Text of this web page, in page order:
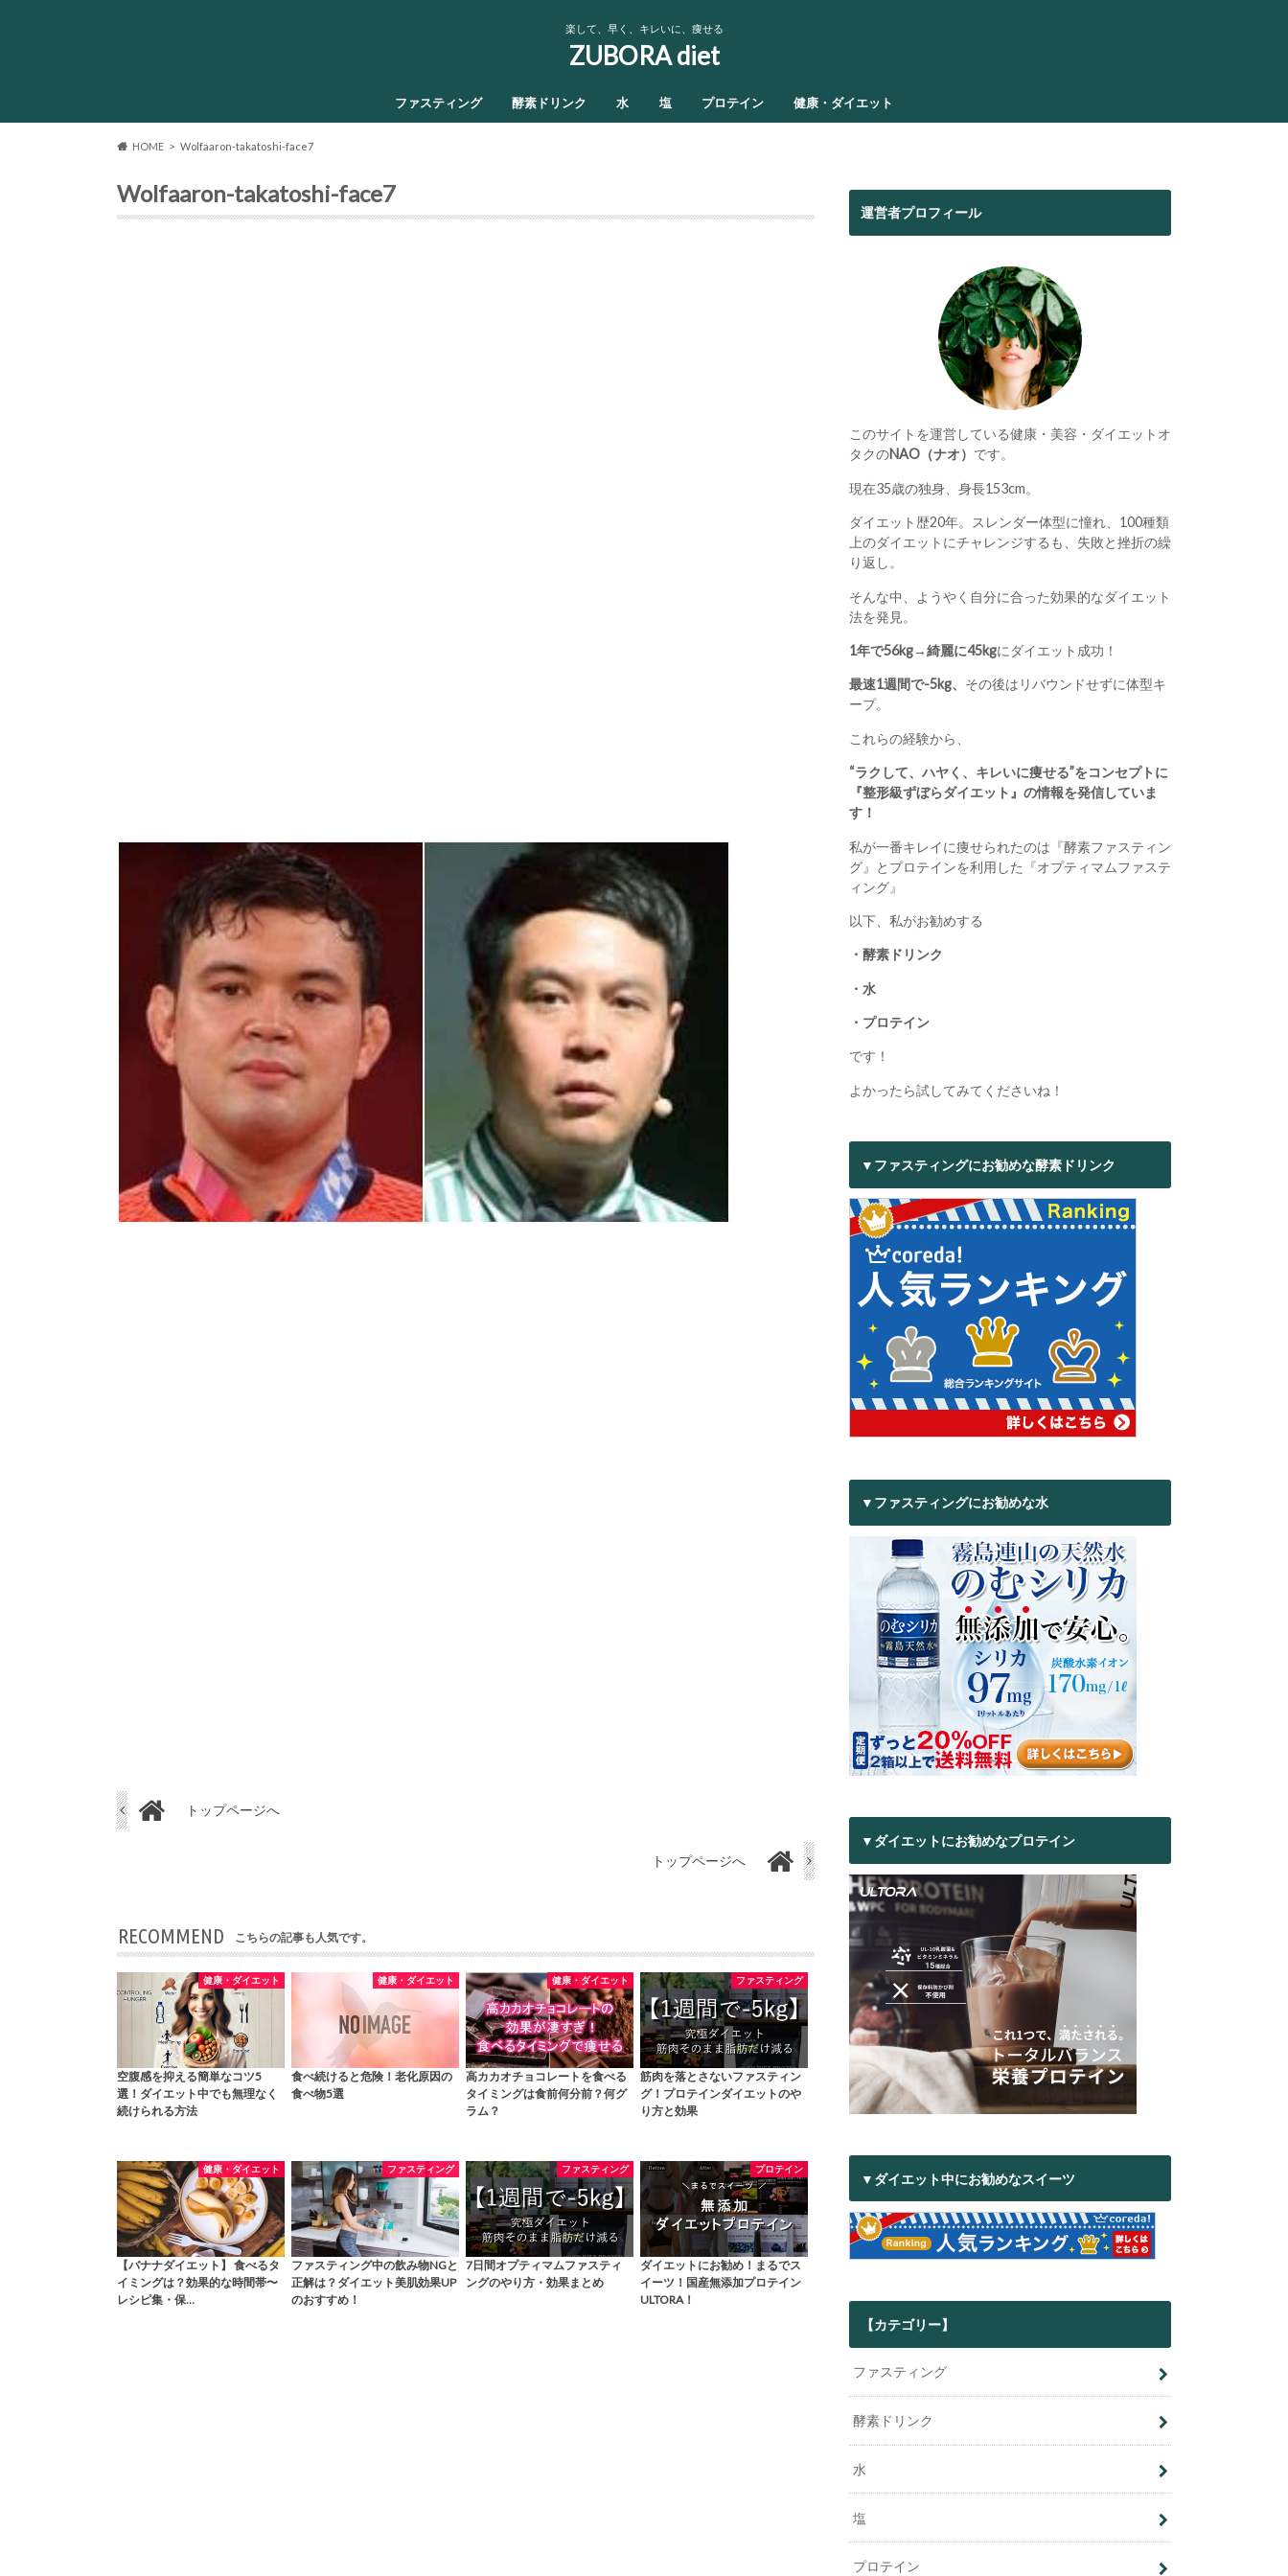
楽して、早く、キレいに、痩せる
ZUBORA diet
ファスティング 酵素ドリンク 水 塩 プロテイン 健康・ダイエット
HOME Wolfaaron-takatoshi-face7
Wolfaaron-takatoshi-face7
トップページへ
トップページへ
RECOMMEND こちらの記事も人気です。
健康・ダイエット
空腹感を抑える簡単なコツ5
選！ダイエット中でも無理なく
続けられる方法
健康・ダイエット
食べ続けると危険！老化原因の
食べ物5選
健康・ダイエット
高カカオチョコレートを食べる
タイミングは食前何分前？何グ
ラム？
ファスティング
筋肉を落とさないファスティン
グ！プロテインダイエットのや
り方と効果
健康・ダイエット
【バナナダイエット】 食べるタ
イミングは？効果的な時間帯〜
レシピ集・保…
ファスティング
ファスティング中の飲み物NGと
正解は？ダイエット美肌効果UP
のおすすめ！
ファスティング
7日間オプティマムファスティ
ングのやり方・効果まとめ
プロテイン
ダイエットにお勧め！まるでス
イーツ！国産無添加プロテイン
ULTORA！
運営者プロフィール
このサイトを運営している健康・美容・ダイエットオ
タクのNAO（ナオ） です。
現在35歳の独身、身長153cm。
ダイエット歴20年。スレンダー体型に憧れ、100種類
上のダイエットにチャレンジするも、失敗と挫折の繰
り返し。
そんな中、ようやく自分に合った効果的なダイエット
法を発見。
1年で56kg→綺麗に45kgにダイエット成功！
最速1週間で-5kg、 その後はリバウンドせずに体型キ
ープ。
これらの経験から、
“ラクして、ハヤく、キレいに痩せる”をコンセプトに
『整形級ずぼらダイエット』の情報を発信していま
す！
私が一番キレイに痩せられたのは『酵素ファスティン
グ』とプロテインを利用した『オプティマムファステ
ィング』
以下、私がお勧めする
・酵素ドリンク
・水
・プロテイン
です！
よかったら試してみてくださいね！
▼ファスティングにお勧めな酵素ドリンク
▼ファスティングにお勧めな水
▼ダイエットにお勧めなプロテイン
▼ダイエット中にお勧めなスイーツ
【カテゴリー】
ファスティング
酵素ドリンク
水
塩
プロテイン